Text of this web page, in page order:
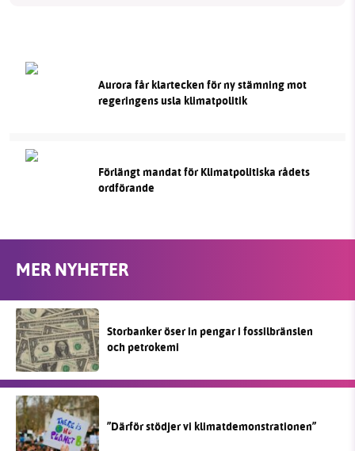
Aurora får klartecken för ny stämning mot
regeringens usla klimatpolitik
Förlängt mandat för Klimatpolitiska rådets
ordförande
MER NYHETER
Storbanker öser in pengar i fossilbränslen
och petrokemi
”Därför stödjer vi klimatdemonstrationen”